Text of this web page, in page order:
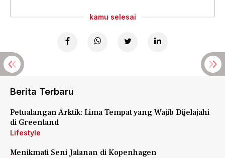
kamu selesai
Berita Terbaru
Petualangan Arktik: Lima Tempat yang Wajib Dijelajahi
di Greenland
Lifestyle
Menikmati Seni Jalanan di Kopenhagen